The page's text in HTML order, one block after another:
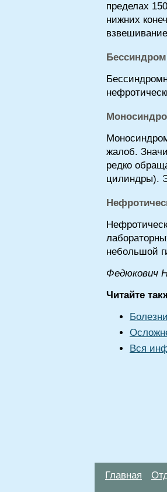
пределах
нижних
жалоб.
редко
цилиндры).
небольшой
Фeдюкoвич
Читайте
Вся
Главная